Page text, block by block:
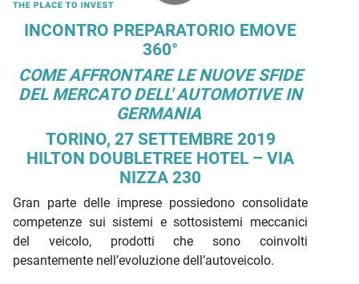
Descrizione iniziativa
INCONTRO PREPARATORIO EMOVE
360°
COME AFFRONTARE LE NUOVE SFIDE
DEL MERCATO DELL' AUTOMOTIVE IN
GERMANIA
TORINO, 27 SETTEMBRE 2019
HILTON DOUBLETREE HOTEL – VIA
NIZZA 230
Gran parte delle imprese possiedono consolidate
competenze sui sistemi e sottosistemi meccanici
del veicolo, prodotti che sono coinvolti
pesantemente nell’evoluzione dell’autoveicolo.